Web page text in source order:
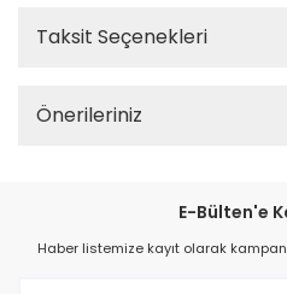
Taksit Seçenekleri
Önerileriniz
E-Bülten'e
Haber listemize kayıt olarak